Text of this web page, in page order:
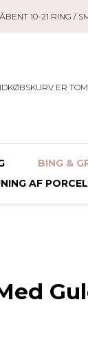
10-21 RING /
ER TOM
BING &
AF